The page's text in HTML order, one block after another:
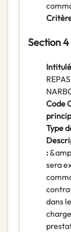
Section
Code
Type
:
sera
dans